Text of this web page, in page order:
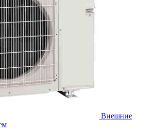
Внешние